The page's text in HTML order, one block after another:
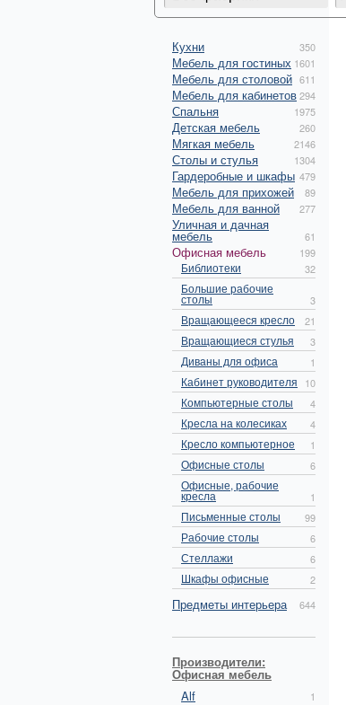
Кухни 350
Мебель для гостиных 1601
Мебель для столовой 611
Мебель для кабинетов294
Спальня 1975
Детская мебель 260
Мягкая мебель 2146
Столы и стулья 1304
Гардеробные и шкафы 479
Мебель для прихожей 89
Мебель для ванной 277
Уличная и дачная
мебель 61
Офисная мебель 199
Библиотеки 32
Большие рабочие
столы 3
Вращающееся кресло 21
Вращающиеся стулья 3
Диваны для офиса 1
Кабинет руководителя 10
Компьютерные столы 4
Кресла на колесиках 4
Кресло компьютерное 1
Офисные столы 6
Офисные, рабочие
кресла 1
Письменные столы 99
Рабочие столы 6
Стеллажи 6
Шкафы офисные 2
Предметы интерьера 644
Производители:
Офисная мебель
Alf
1